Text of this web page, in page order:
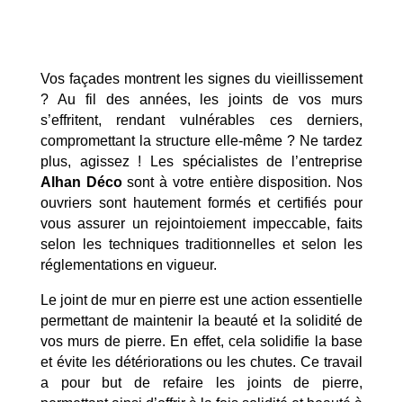
Vos façades montrent les signes du vieillissement
? Au fil des années, les joints de vos murs
s’effritent, rendant vulnérables ces derniers,
compromettant la structure elle-même ? Ne tardez
plus, agissez ! Les spécialistes de l’entreprise
Alhan Décosont à votre entière disposition. Nos
ouvriers sont hautement formés et certifiés pour
vous assurer un rejointoiement impeccable, faits
selon les techniques traditionnelles et selon les
réglementations en vigueur.
Le joint de mur en pierre est une action essentielle
permettant de maintenir la beauté et la solidité de
vos murs de pierre. En effet, cela solidifie la base
et évite les détériorations ou les chutes. Ce travail
a pour but de refaire les joints de pierre,